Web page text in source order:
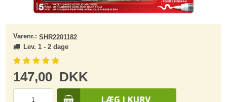
Varenr.:SHR2201182
Lev. 1 - 2 dage
147,00 DKK